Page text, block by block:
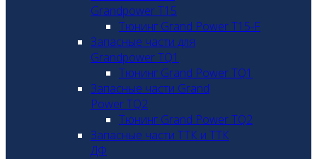
Grandpower T15
Тюнинг Grand Power T15-F
Запасные части для
Grandpower TQ1
Тюнинг Grand Power TQ1
Запасные части Grand
Power TQ2
Тюнинг Grand Power TQ2
Запасные части ТТК и ТТК
ДФ